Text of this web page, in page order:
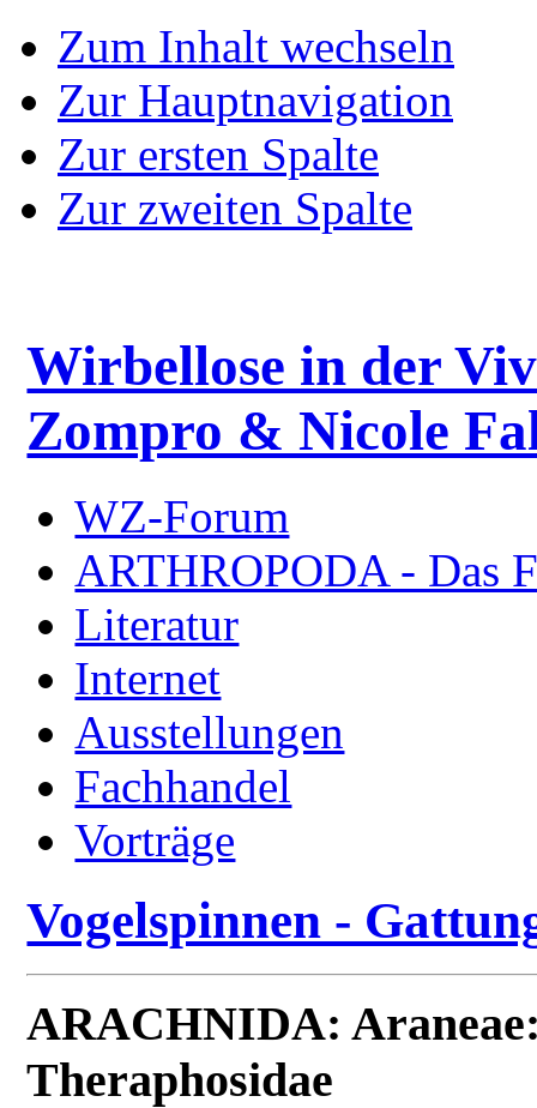
Zum Inhalt wechseln
Zur Hauptnavigation
Zur ersten Spalte
Zur zweiten Spalte
Wirbellose in der
Zompro & Nicole
WZ-Forum
ARTHROPODA - Das
Literatur
Internet
Ausstellungen
Fachhandel
Vorträge
Vogelspinnen -
ARACHNIDA:
Theraphosidae